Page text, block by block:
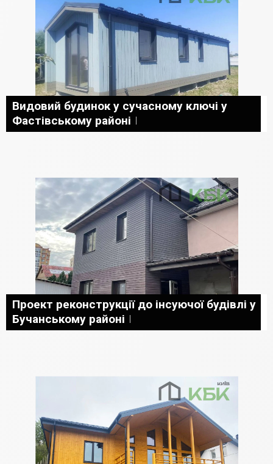
Видовий будинок у сучасному ключі у
Фастівському районі
Проект реконструкції до інсуючої будівлі у
Бучанському районі